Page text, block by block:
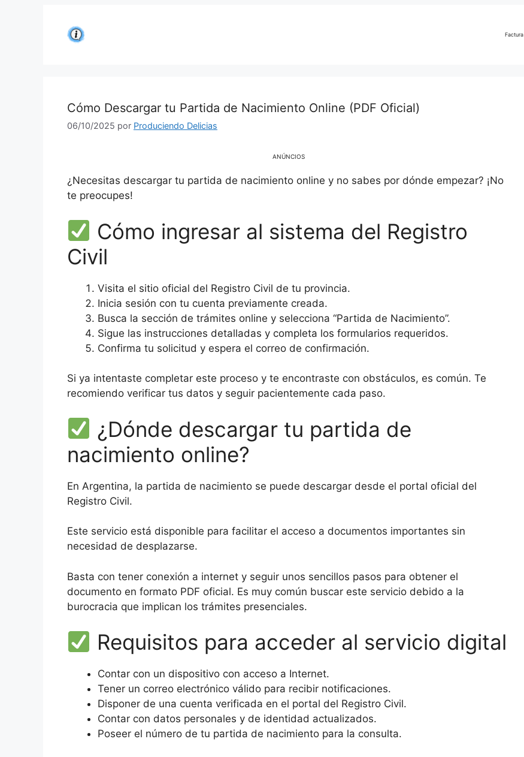
Factura
Cómo Descargar tu Partida de Nacimiento Online (PDF Oficial)
06/10/2025 por Produciendo Delicias
ANÚNCIOS
¿Necesitas descargar tu partida de nacimiento online y no sabes por dónde empezar? ¡No
te preocupes!
Cómo ingresar al sistema del Registro
Civil
Visita el sitio oficial del Registro Civil de tu provincia.
Inicia sesión con tu cuenta previamente creada.
Busca la sección de trámites online y selecciona “Partida de Nacimiento”.
Sigue las instrucciones detalladas y completa los formularios requeridos.
Confirma tu solicitud y espera el correo de confirmación.
Si ya intentaste completar este proceso y te encontraste con obstáculos, es común. Te
recomiendo verificar tus datos y seguir pacientemente cada paso.
¿Dónde descargar tu partida de
nacimiento online?
En Argentina, la partida de nacimiento se puede descargar desde el portal oficial del
Registro Civil.
Este servicio está disponible para facilitar el acceso a documentos importantes sin
necesidad de desplazarse.
Basta con tener conexión a internet y seguir unos sencillos pasos para obtener el
documento en formato PDF oficial. Es muy común buscar este servicio debido a la
burocracia que implican los trámites presenciales.
Requisitos para acceder al servicio digital
Contar con un dispositivo con acceso a Internet.
Tener un correo electrónico válido para recibir notificaciones.
Disponer de una cuenta verificada en el portal del Registro Civil.
Contar con datos personales y de identidad actualizados.
Poseer el número de tu partida de nacimiento para la consulta.